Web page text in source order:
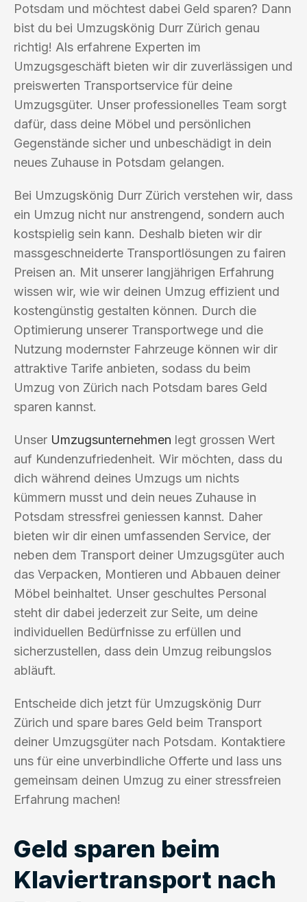
Potsdam und möchtest dabei Geld sparen? Dann
bist du bei Umzugskönig Durr Zürich genau
richtig! Als erfahrene Experten im
Umzugsgeschäft bieten wir dir zuverlässigen und
preiswerten Transportservice für deine
Umzugsgüter. Unser professionelles Team sorgt
dafür, dass deine Möbel und persönlichen
Gegenstände sicher und unbeschädigt in dein
neues Zuhause in Potsdam gelangen.
Bei Umzugskönig Durr Zürich verstehen wir, dass
ein Umzug nicht nur anstrengend, sondern auch
kostspielig sein kann. Deshalb bieten wir dir
massgeschneiderte Transportlösungen zu fairen
Preisen an. Mit unserer langjährigen Erfahrung
wissen wir, wie wir deinen Umzug effizient und
kostengünstig gestalten können. Durch die
Optimierung unserer Transportwege und die
Nutzung modernster Fahrzeuge können wir dir
attraktive Tarife anbieten, sodass du beim
Umzug von Zürich nach Potsdam bares Geld
sparen kannst.
Unser Umzugsunternehmen legt grossen Wert
auf Kundenzufriedenheit. Wir möchten, dass du
dich während deines Umzugs um nichts
kümmern musst und dein neues Zuhause in
Potsdam stressfrei geniessen kannst. Daher
bieten wir dir einen umfassenden Service, der
neben dem Transport deiner Umzugsgüter auch
das Verpacken, Montieren und Abbauen deiner
Möbel beinhaltet. Unser geschultes Personal
steht dir dabei jederzeit zur Seite, um deine
individuellen Bedürfnisse zu erfüllen und
sicherzustellen, dass dein Umzug reibungslos
abläuft.
Entscheide dich jetzt für Umzugskönig Durr
Zürich und spare bares Geld beim Transport
deiner Umzugsgüter nach Potsdam. Kontaktiere
uns für eine unverbindliche Offerte und lass uns
gemeinsam deinen Umzug zu einer stressfreien
Erfahrung machen!
Geld sparen beim
Klaviertransport nach